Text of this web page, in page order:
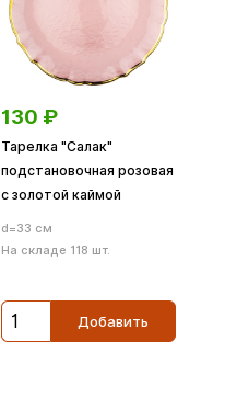
130 ₽
Тарелка "Салак"
подстановочная розовая
с золотой каймой
d=33 см
На складе 118 шт.
Добавить